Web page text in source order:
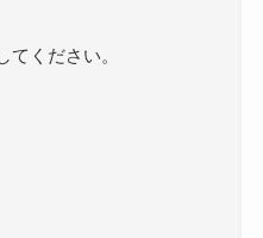
てください。